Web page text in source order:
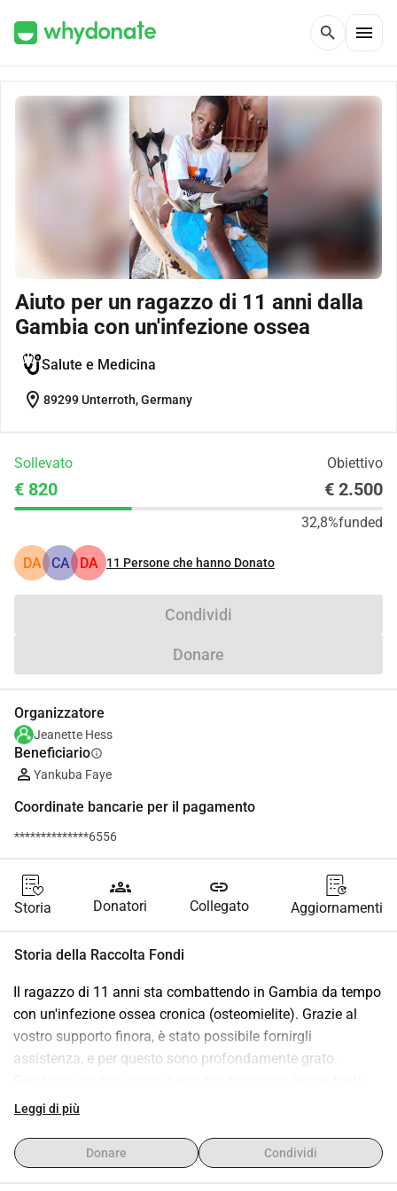
search menu
Aiuto per un ragazzo di 11 anni dalla
Gambia con un'infezione ossea
Salute e Medicina
location_on 89299 Unterroth, Germany
Sollevato Obiettivo
€ 820 € 2.500
32,8%funded
DA CA DA 11 Persone che hanno Donato
Condividi
Donare
Organizzatore
Jeanette Hess
Beneficiarioinfo
Yankuba Faye
Coordinate bancarie per il pagamento
**************6556
Storia
groups
Donatori
link
Collegato Aggiornamenti
Storia della Raccolta Fondi
Il ragazzo di 11 anni sta combattendo in Gambia da tempo
con un'infezione ossea cronica (osteomielite). Grazie al
vostro supporto finora, è stato possibile fornirgli
assistenza, e per questo sono profondamente grato.
sono peggiorate di nuovo, stanno suppurando, e all'ultimo
situazione è seria e c'è il rischio di sepsi.
Per poterlo trattare correttamente ora, ha urgentemente
Leggi di più
Donare Condividi